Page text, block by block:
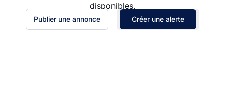
disponibles.
Publier une annonce Créer une alerte